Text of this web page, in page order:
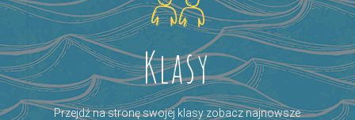
Klasy
Przejdź na stronę swojej klasy zobacz najnowsze